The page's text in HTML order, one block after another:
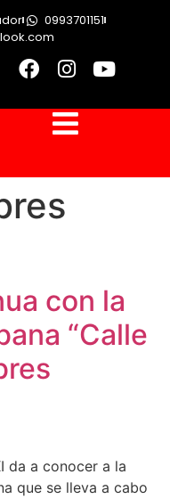
0993701151
con la
“Calle
da a conocer a la
que se lleva a cabo